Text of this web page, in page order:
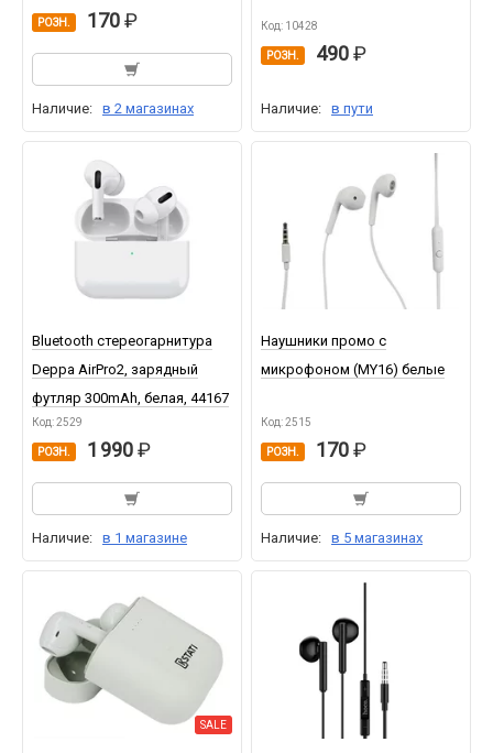
РОЗН. 170
Наличие: в 2 магазинах
Код: 10428
РОЗН. 490
Наличие: в пути
Bluetooth стереогарнитура
Deppa AirPro2, зарядный
футляр 300mAh, белая, 44167
Код: 2529
РОЗН. 1 990
Наличие: в 1 магазине
Наушники промо с
микрофоном (MY16) белые
Код: 2515
РОЗН. 170
Наличие: в 5 магазинах
SALE